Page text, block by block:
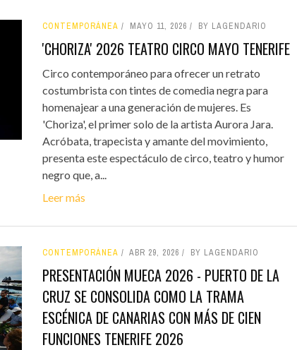
CONTEMPORÁNEA MAYO 11, 2026 BY LAGENDARIO
'CHORIZA' 2026 TEATRO CIRCO MAYO TENERIFE
Circo contemporáneo para ofrecer un retrato
costumbrista con tintes de comedia negra para
homenajear a una generación de mujeres. Es
'Choriza', el primer solo de la artista Aurora Jara.
Acróbata, trapecista y amante del movimiento,
presenta este espectáculo de circo, teatro y humor
negro que, a...
Leer más
CONTEMPORÁNEA ABR 29, 2026 BY LAGENDARIO
PRESENTACIÓN MUECA 2026 - PUERTO DE LA
CRUZ SE CONSOLIDA COMO LA TRAMA
ESCÉNICA DE CANARIAS CON MÁS DE CIEN
FUNCIONES TENERIFE 2026